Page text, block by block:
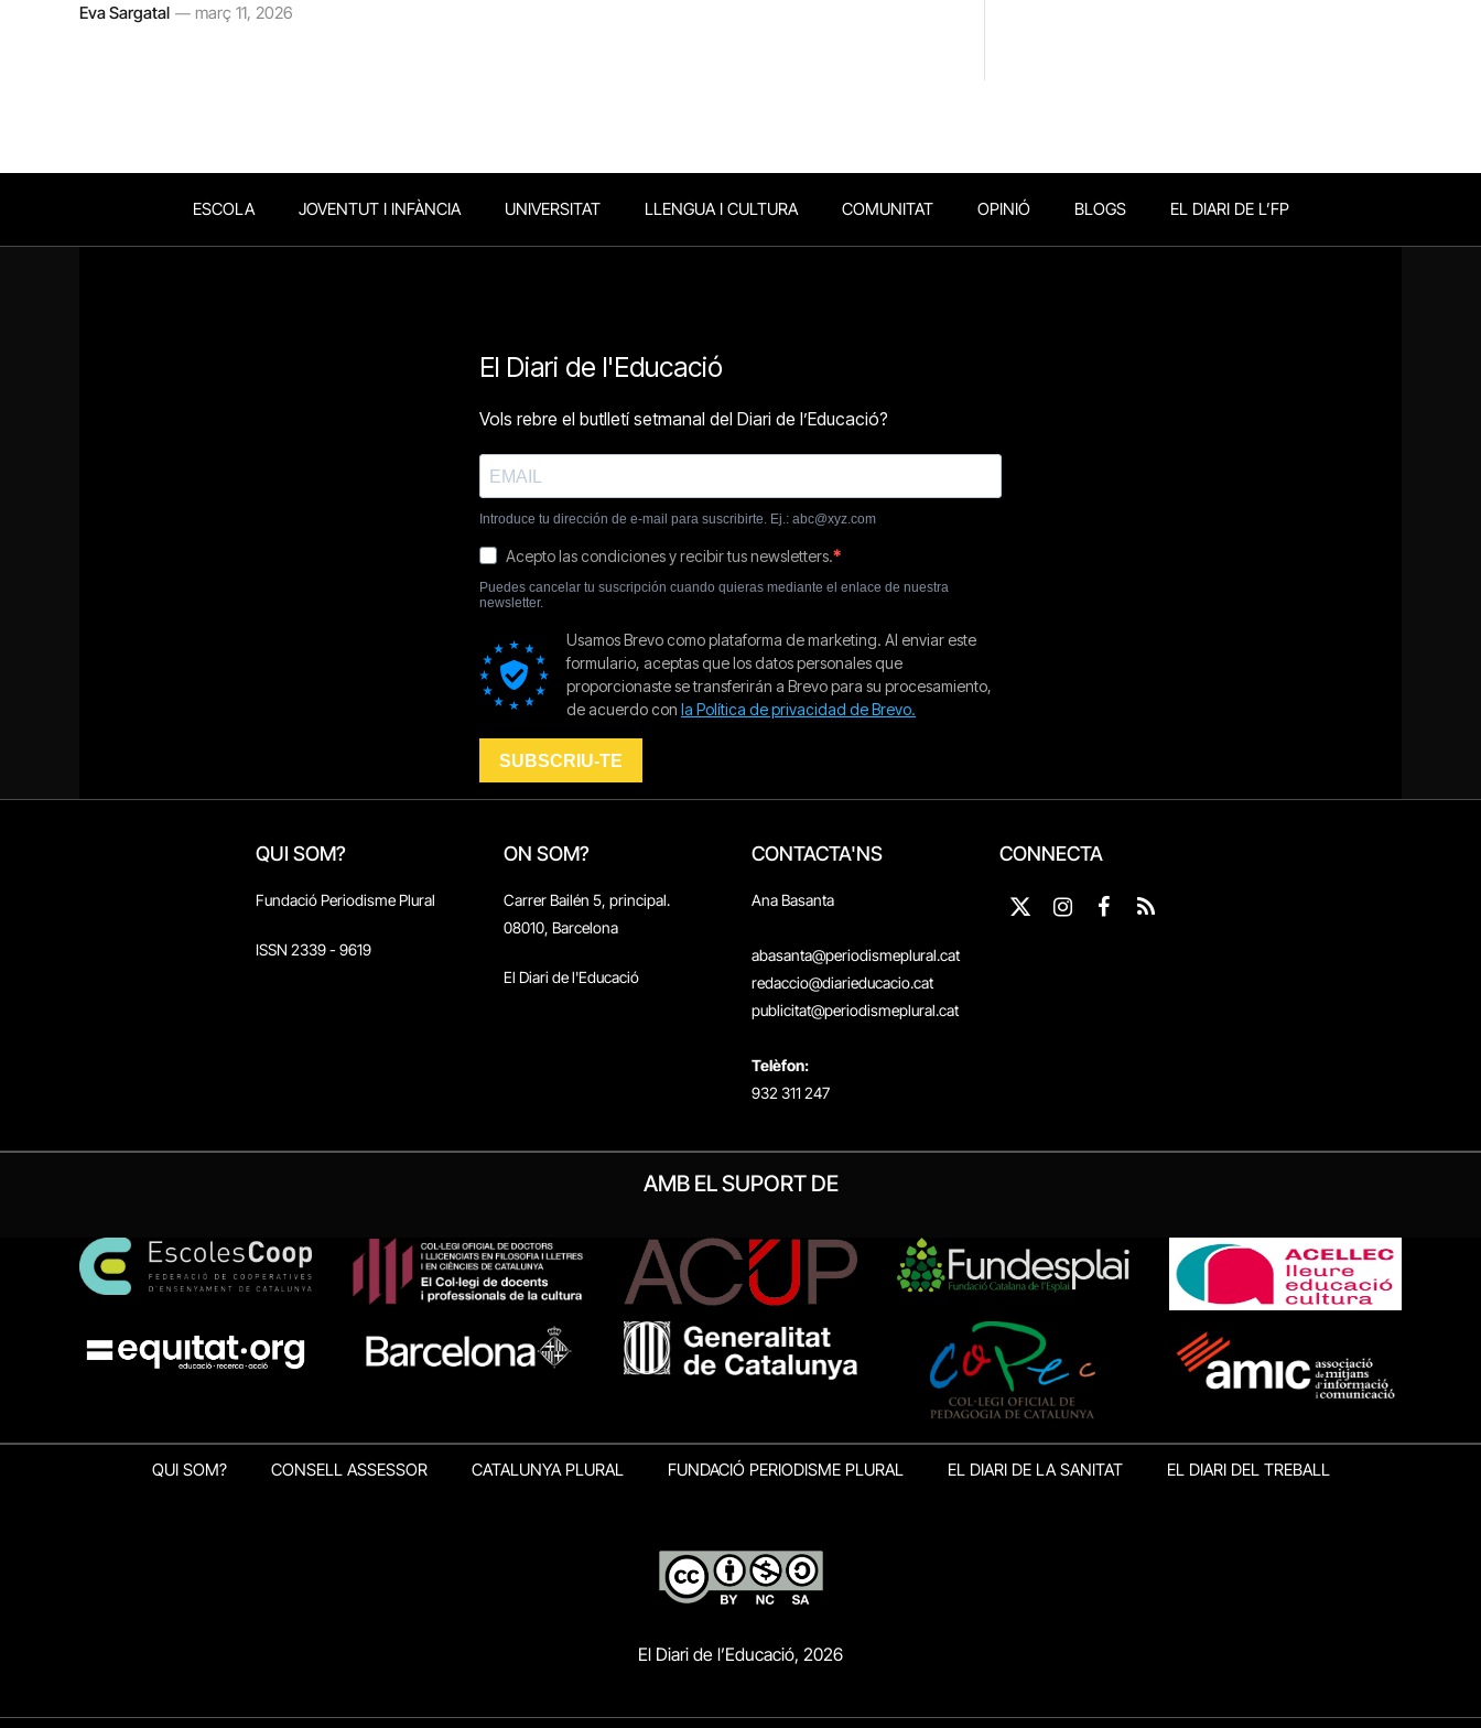
Eva Sargatal març 11, 2026
ESCOLA JOVENTUT I INFÀNCIA UNIVERSITAT LLENGUA I CULTURA COMUNITAT OPINIÓ BLOGS EL DIARI DE L’FP
QUI SOM?
Fundació Periodisme Plural
ISSN 2339 - 9619
ON SOM?
Carrer Bailén 5, principal.
08010, Barcelona
El Diari de l'Educació
CONTACTA'NS
Ana Basanta
abasanta@periodismeplural.cat
redaccio@diarieducacio.cat
publicitat@periodismeplural.cat
Telèfon:
932 311 247
CONNECTA
X
Instagram
Facebook
RSS
AMB EL SUPORT DE
QUI SOM? CONSELL ASSESSOR CATALUNYA PLURAL FUNDACIÓ PERIODISME PLURAL EL DIARI DE LA SANITAT EL DIARI DEL TREBALL
El Diari de l’Educació, 2026